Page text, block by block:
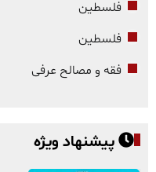
فلسطین
فلسطین
فقه و مصالح عرفی
پیشنهاد ویژه